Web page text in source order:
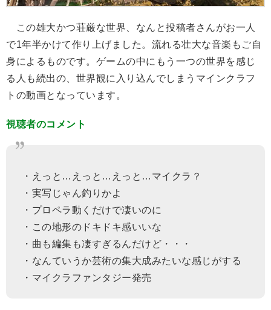
この雄大かつ荘厳な世界、なんと投稿者さんがお一人
で1年半かけて作り上げました。流れる壮大な音楽もご自
身によるものです。ゲームの中にもう一つの世界を感じ
る人も続出の、世界観に入り込んでしまうマインクラフ
トの動画となっています。
視聴者のコメント
・えっと…えっと…えっと…マイクラ？
・実写じゃん釣りかよ
・プロペラ動くだけで凄いのに
・この地形のドキドキ感いいな
・曲も編集も凄すぎるんだけど・・・
・なんていうか芸術の集大成みたいな感じがする
・マイクラファンタジー発売